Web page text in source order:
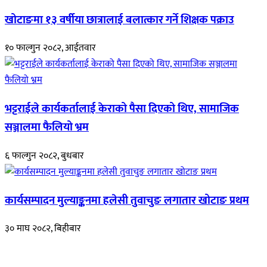
खोटाङमा १३ वर्षीया छात्रालाई बलात्कार गर्ने शिक्षक पक्राउ
१० फाल्गुन २०८२, आईतवार
भट्टराईले कार्यकर्तालाई केराको पैसा दिएको थिए, सामाजिक
सञ्जालमा फैलियो भ्रम
६ फाल्गुन २०८२, बुधबार
कार्यसम्पादन मुल्याङ्कनमा हलेसी तुवाचुङ लगातार खोटाङ प्रथम
३० माघ २०८२, बिहीबार